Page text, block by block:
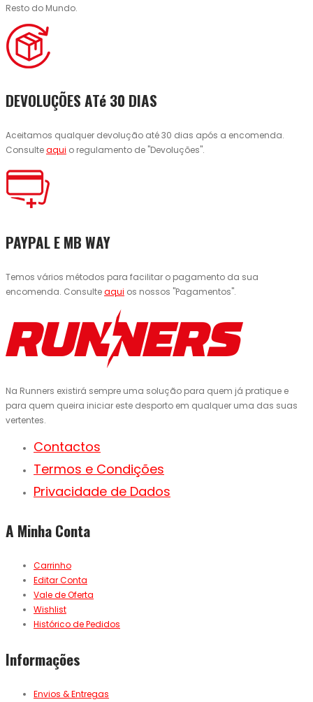
Resto do Mundo.
DEVOLUÇÕES ATé 30 DIAS
Aceitamos qualquer devolução até 30 dias após a encomenda.
Consulteaqui o regulamento de "Devoluções".
PAYPAL E MB WAY
Temos vários métodos para facilitar o pagamento da sua
encomenda. Consulteaqui os nossos "Pagamentos".
Na Runners existirá sempre uma solução para quem já pratique e
para quem queira iniciar este desporto em qualquer uma das suas
vertentes.
Contactos
Termos e Condições
Privacidade de Dados
A Minha Conta
Carrinho
Editar Conta
Vale de Oferta
Wishlist
Histórico de Pedidos
Informações
Envios & Entregas